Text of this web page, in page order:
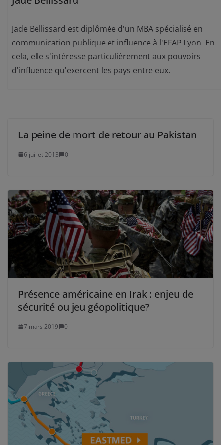
Jade Bellissard est diplômée d'un MBA spécialisé en
communication publique et influence à l'EFAP Lyon. En
cela, elle s'intéresse particulièrement aux pouvoirs
d'influence qu'exercent les pays entre eux.
La peine de mort de retour au Pakistan
6 juillet 2013 0
Présence américaine en Irak : enjeu de
sécurité ou jeu géopolitique?
7 mars 2019 0